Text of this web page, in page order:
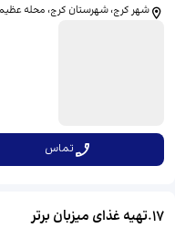
شهر کرج، شهرستان کرج، محله
تماس
17
.تهیه غذای میزبان برتر